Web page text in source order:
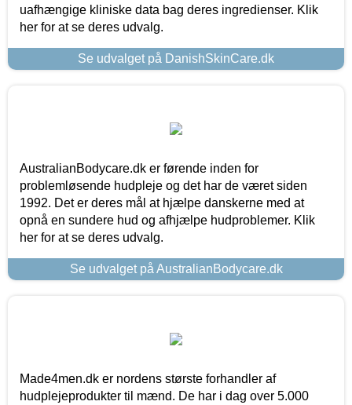
uafhængige kliniske data bag deres ingredienser. Klik
her for at se deres udvalg.
Se udvalget på DanishSkinCare.dk
AustralianBodycare.dk er førende inden for
problemløsende hudpleje og det har de været siden
1992. Det er deres mål at hjælpe danskerne med at
opnå en sundere hud og afhjælpe hudproblemer. Klik
her for at se deres udvalg.
Se udvalget på AustralianBodycare.dk
Made4men.dk er nordens største forhandler af
hudplejeprodukter til mænd. De har i dag over 5.000